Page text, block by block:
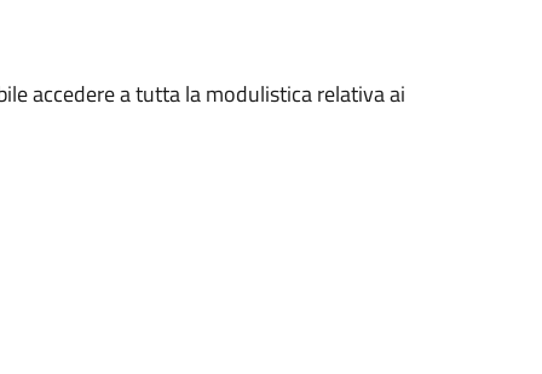
accedere a tutta la modulistica relativa ai